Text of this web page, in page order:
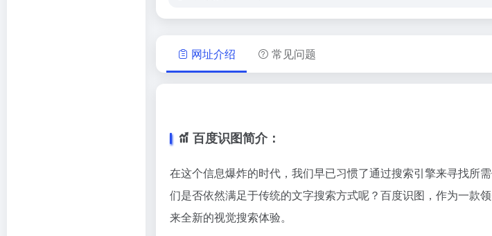
网址介绍 常见问题
百度识图简介：
在这个信息爆炸的时代，我们早已习惯了通过搜索引擎来寻找所
们是否依然满足于传统的文字搜索方式呢？百度识图，作为一款
来全新的视觉搜索体验。